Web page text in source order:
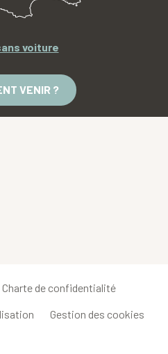
voiture
VENIR ?
Charte de confidentialité
Gestion des cookies